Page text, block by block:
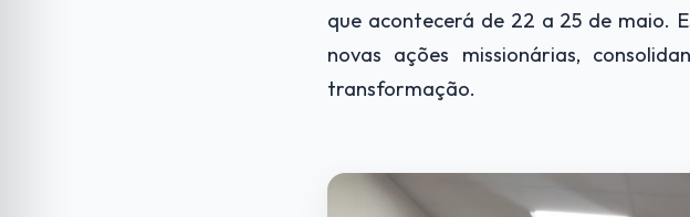
que acontecerá de 22 a 25 de maio.
novas ações missionárias,
transformação.